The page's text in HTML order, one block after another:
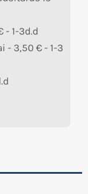
- 1-3d.d
- 3,50 € - 1-3